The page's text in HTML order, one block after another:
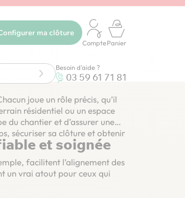
Besoin d'aide ?
03 59 61 71 81
ma clôture
ComptePanier
joue un rôle précis, qu’il
résidentiel ou un espace
du chantier et d’assurer une
sécuriser sa clôture et obtenir
et soignée
facilitent l’alignement des
un vrai atout pour ceux qui